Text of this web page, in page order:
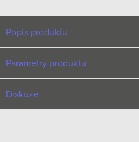
Popis produktu
Parametry produktu
Diskuze